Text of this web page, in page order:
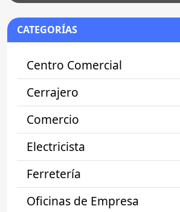
CATEGORÍAS
Centro Comercial
Cerrajero
Comercio
Electricista
Ferretería
Oficinas de Empresa